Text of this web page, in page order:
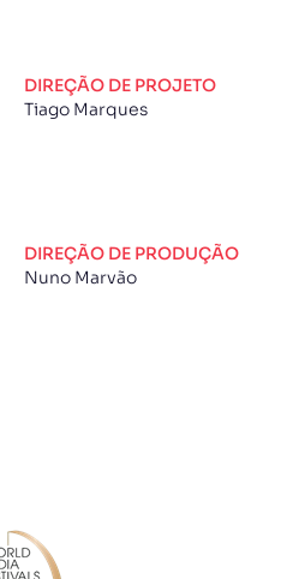
DIREÇÃO DE PROJETO
Tiago Marques
DIREÇÃO DE PRODUÇÃO
Nuno Marvão